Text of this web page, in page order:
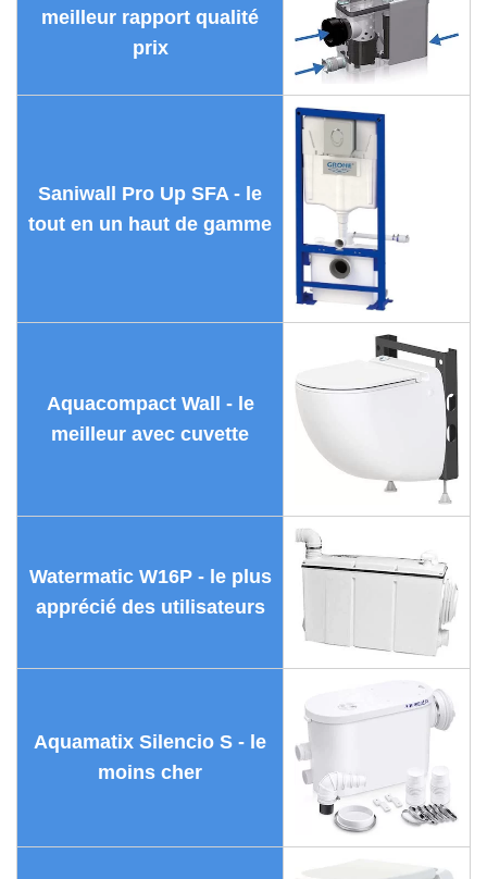
meilleur rapport qualité
prix
Saniwall Pro Up SFA - le
tout en un haut de gamme
Aquacompact Wall - le
meilleur avec cuvette
Watermatic W16P - le plus
apprécié des utilisateurs
Aquamatix Silencio S - le
moins cher